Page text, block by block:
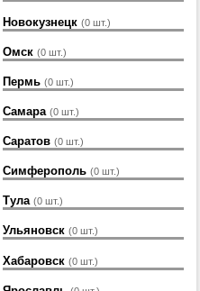
Новокузнецк (0 шт.)
Омск (0 шт.)
Пермь (0 шт.)
Самара (0 шт.)
Саратов (0 шт.)
Симферополь (0 шт.)
Тула (0 шт.)
Ульяновск (0 шт.)
Хабаровск (0 шт.)